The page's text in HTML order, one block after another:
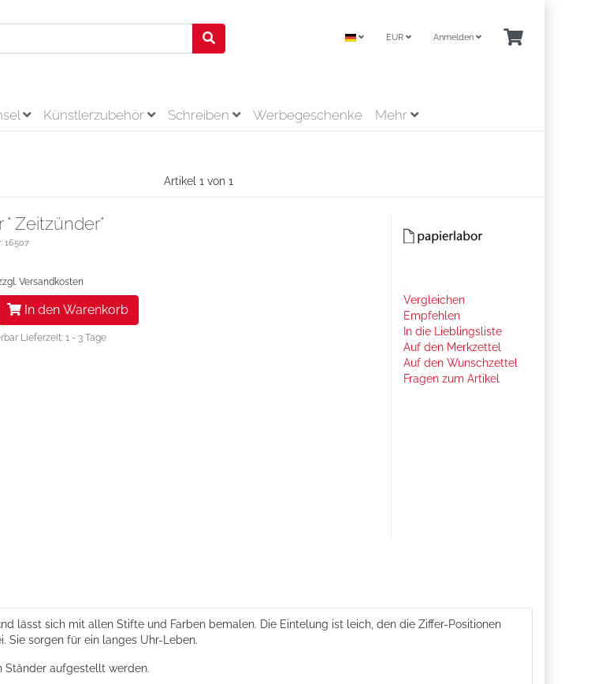
EUR Anmelden
Künstlerzubehör Schreiben Werbegeschenke Mehr
Artikel 1 von 1
" Zeitzünder"
16507
Versandkosten
In den Warenkorb
Lieferzeit: 1 - 3 Tage
Vergleichen
Empfehlen
In die Lieblingsliste
Auf den Merkzettel
Auf den Wunschzettel
Fragen zum Artikel
lässt sich mit allen Stifte und Farben bemalen. Die Eintelung ist leich, den die Ziffer-Positionen
Sie sorgen für ein langes Uhr-Leben.
Ständer aufgestellt werden.